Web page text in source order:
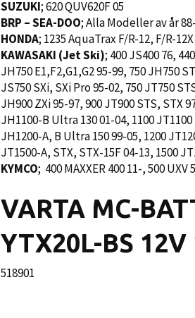
SUZUKI; 620 QUV620F 05
BRP – SEA-DOO; Alla Modeller av år
HONDA; 1235 AquaTrax F/R-12, F/R-
KAWASAKI (Jet Ski); 400 JS400 76,
JH750 E1,F2,G1,G2 95-99, 750 JH750
JS750 SXi, SXi Pro 95-02, 750 JT750
JH900 ZXi 95-97, 900 JT900 STS, STX
JH1100-B Ultra 130 01-04, 1100
JH1200-A, B Ultra 150 99-05, 1200
JT1500-A, STX, STX-15F 04-13, 1500
KYMCO; 400 MAXXER 400 11-, 500 UXV
VARTA MC-
YTX20L-BS 12V
518901